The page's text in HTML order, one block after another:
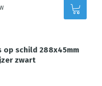
op schild 288x45mm
zwart